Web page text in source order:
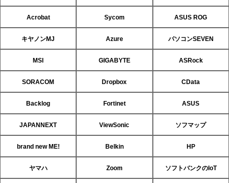
Acrobat Sycom ASUS ROG
キヤノンMJ Azure パソコンSEVEN
MSI GIGABYTE ASRock
SORACOM Dropbox CData
Backlog Fortinet ASUS
JAPANNEXT ViewSonic ソフマップ
brand new ME! Belkin HP
ヤマハ Zoom ソフトバンクのIoT